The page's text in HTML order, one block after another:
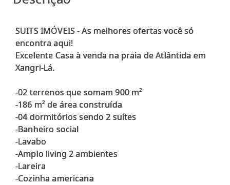
SUITS IMÓVEIS - As melhores ofertas você só
encontra aqui!
Excelente Casa à venda na praia de Atlântida em
Xangri-Lá.
-02 terrenos que somam 900 m²
-186 m² de área construída
-04 dormitórios sendo 2 suítes
-Banheiro social
-Lavabo
-Amplo living 2 ambientes
-Lareira
-Cozinha americana